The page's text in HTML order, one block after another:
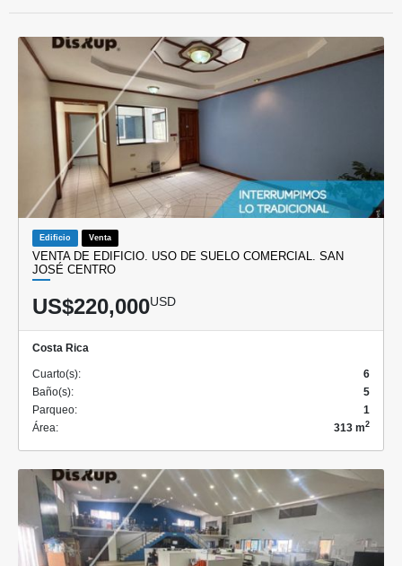
Edificio Venta
VENTA DE EDIFICIO. USO DE SUELO COMERCIAL. SAN
JOSÉ CENTRO
US$220,000USD
Costa Rica
Cuarto(s):
6
Baño(s):
5
Parqueo:
1
Área:
313 m2